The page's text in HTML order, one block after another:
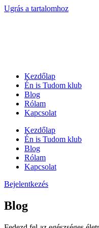
Ugrás a tartalomhoz
Kezdőlap
Én is Tudom klub
Blog
Rólam
Kapcsolat
Kezdőlap
Én is Tudom klub
Blog
Rólam
Kapcsolat
Bejelentkezés
Blog